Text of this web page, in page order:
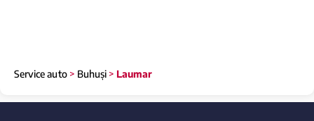
Service auto> Buhuși > Laumar